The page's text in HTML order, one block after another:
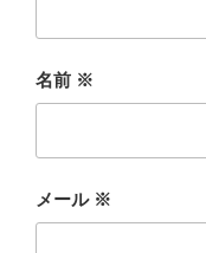
名前 ※
メール ※